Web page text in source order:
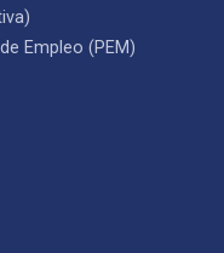
Empleo (PEM)